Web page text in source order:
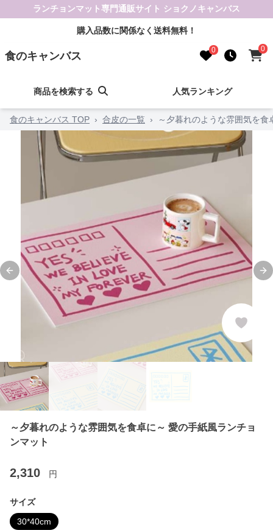
ランチョンマット専門通販サイト ショクノキャンバス
購入品数に関係なく送料無料！
食のキャンバス 0 0
商品を検索する 人気ランキング
食のキャンバス TOP › 合皮の一覧 › ～夕暮れのような雰囲気を
Previous slide
～夕暮れのような雰囲気を食卓に～ 愛の手紙風ランチョ
ンマット
2,310 円
サイズ
30*40cm